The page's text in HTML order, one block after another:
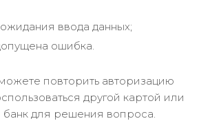
ввода данных;
ошибка.
повторить авторизацию
другой картой или
банк для решения вопроса.